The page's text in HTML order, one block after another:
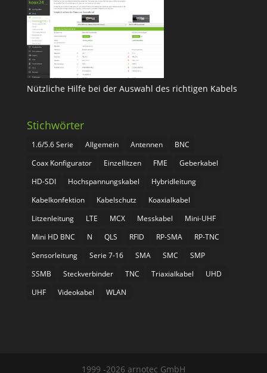
Nützliche Hilfe bei der Auswahl des richtigen Kabels
Stichwörter
1.6/5.6 Serie Allgemein Antennen
BNC
Coax Konfigurator
Einzellitzen FME
Geberkabel
HD-SDI
Hochspannungskabel
Hybridleitung
Kabelkonfektion
Kabelschutz
Koaxialkabel
Litzenleitung
LTE MCX Messkabel
Mini-UHF
Mini HD BNC
N QLS RFID RP-SMA
RP-TNC
Sensorleitung
Serie 7-16 SMA SMC
SMP
SSMB
Steckverbinder TNC Triaxialkabel
UHD
UHF
Videokabel WLAN
1999 -2026 arnotec GmbH